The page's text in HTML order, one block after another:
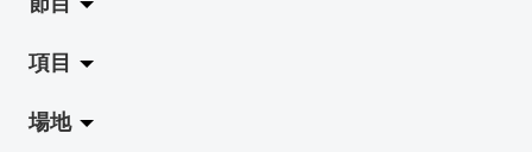
藝穗會的演化
使命與宗旨
拉闊
展覽
項目
Jazz-Go-Central, Jazz-Go-Fringe
場地